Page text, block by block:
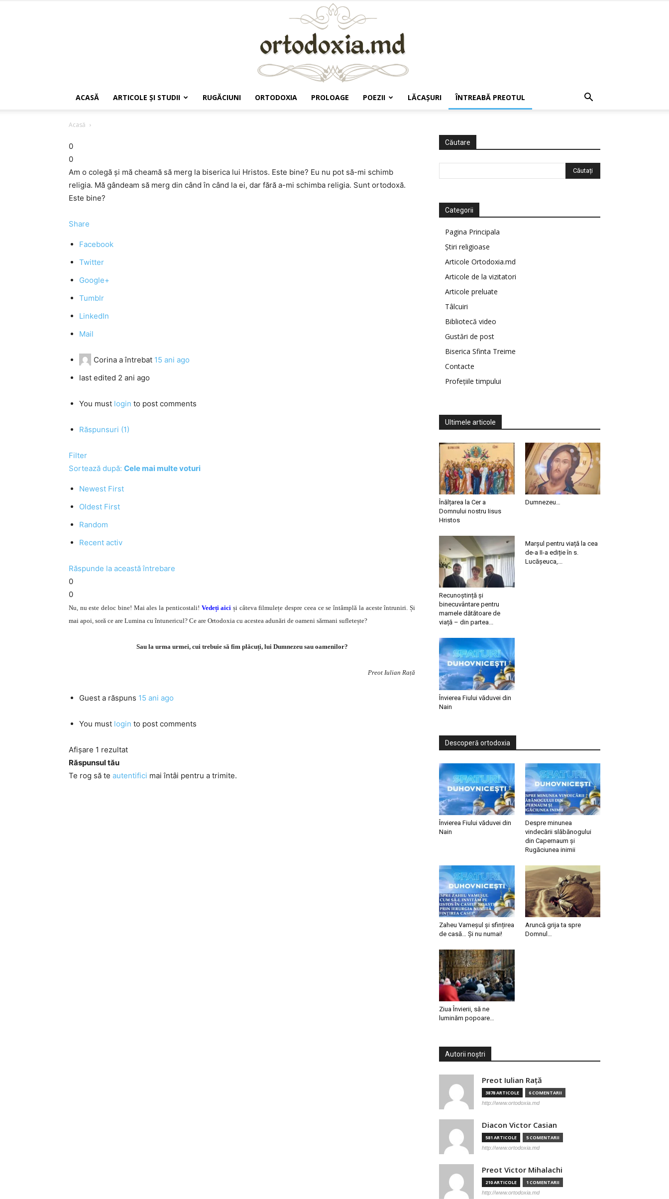
ACASĂ ARTICOLE ŞI STUDII RUGĂCIUNI ORTODOXIA PROLOAGE POEZII LĂCAŞURI ÎNTREABĂ PREOTUL
Acasă
0
0
Am o colegă şi mă cheamă să merg la biserica lui Hristos. Este bine? Eu nu pot să-mi schimb
religia. Mă gândeam să merg din când în când la ei, dar fără a-mi schimba religia. Sunt ortodoxă.
Este bine?
Share
Facebook
Twitter
Google+
Tumblr
LinkedIn
Mail
Corina a întrebat 15 ani ago
last edited 2 ani ago
You must login to post comments
Răspunsuri (1)
Filter
Sortează după: Cele mai multe voturi
Newest First
Oldest First
Random
Recent activ
Răspunde la această întrebare
0
0
Nu, nu este deloc bine! Mai ales la penticostali! Vedeți aici și câteva filmulețe despre ceea ce se întâmplă la aceste întruniri. Și
mai apoi, soră ce are Lumina cu întunericul? Ce are Ortodoxia cu acestea adunări de oameni sărmani sufletește?
Sau la urma urmei, cui trebuie să fim plăcuți, lui Dumnezeu sau oamenilor?
Preot Iulian Rață
Guest a răspuns 15 ani ago
You must login to post comments
Afișare 1 rezultat
Răspunsul tău
Te rog să te autentifici mai întâi pentru a trimite.
Căutare
Categorii
Pagina Principala
Știri religioase
Articole Ortodoxia.md
Articole de la vizitatori
Articole preluate
Tâlcuiri
Bibliotecă video
Gustări de post
Biserica Sfinta Treime
Contacte
Profețiile timpului
Ultimele articole
Înălțarea la Cer a
Domnului nostru Iisus
Hristos
Dumnezeu…
Recunoștință și
binecuvântare pentru
mamele dătătoare de
viață – din partea...
Marșul pentru viață la cea
de-a II-a ediție în s.
Lucășeuca,...
Învierea Fiului văduvei din
Nain
Descoperă ortodoxia
Învierea Fiului văduvei din
Nain
Despre minunea
vindecării slăbănogului
din Capernaum și
Rugăciunea inimii
Zaheu Vameșul și sfințirea
de casă… Și nu numai!
Aruncă grija ta spre
Domnul…
Ziua Învierii, să ne
luminăm popoare…
Autorii noștri
Preot Iulian Raţă
3878 ARTICOLE 6 COMENTARII
http://www.ortodoxia.md
Diacon Victor Casian
581 ARTICOLE 5 COMENTARII
http://www.ortodoxia.md
Preot Victor Mihalachi
210 ARTICOLE 1 COMENTARII
http://www.ortodoxia.md